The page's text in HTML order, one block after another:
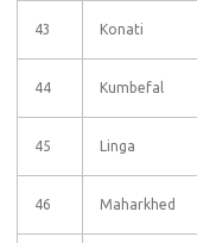
43 Konati
44 Kumbefal
45 Linga
46 Maharkhed